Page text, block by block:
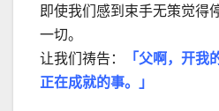
即使我们感到束手无策觉得
一切。
让我们祷告：
「父啊，开我
正在成就的事。」